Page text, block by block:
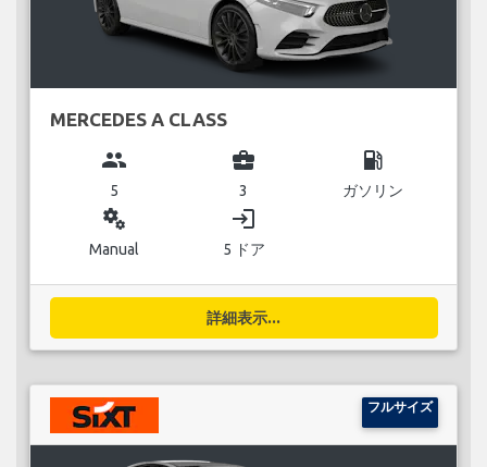
MERCEDES A CLASS
group
5
business_center
3
local_gas_station
ガソリン
miscellaneous_services
Manual
login
5 ドア
詳細表示...
フルサイズ